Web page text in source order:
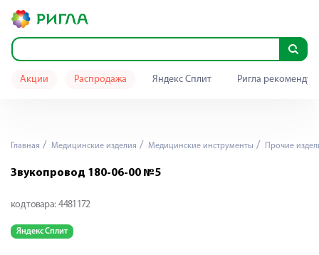
Акции Распродажа Яндекс Сплит Ригла
Главная Медицинские изделия Медицинские инструменты Прочие
Звукопровод 180-06-00 №5
код товара: 4481172
Яндекс Сплит